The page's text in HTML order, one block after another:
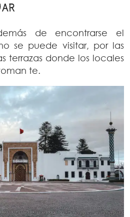
de encontrarse el
se puede visitar, por las
terrazas donde los locales
te.